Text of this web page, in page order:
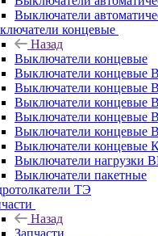
Выключатели
концевые
Назад
Выключатели концевые
Выключатели концевые
Выключатели концевые
Выключатели концевые
Выключатели концевые
Выключатели концевые
Выключатели концевые
Выключатели нагрузки
Выключатели пакетные
ТЭ
Назад
Запчасти